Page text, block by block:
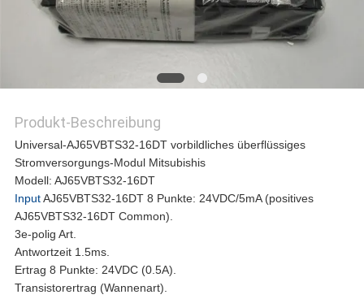
PRIVACY
POLICY
Produkt-Beschreibung
Universal-AJ65VBTS32-16DT vorbildliches überflüssiges
Stromversorgungs-Modul Mitsubishis
Modell: AJ65VBTS32-16DT
InputAJ65VBTS32-16DT 8 Punkte: 24VDC/5mA (positives
AJ65VBTS32-16DT Common).
3e-polig Art.
Antwortzeit 1.5ms.
Ertrag 8 Punkte: 24VDC (0.5A).
Transistorertrag (Wannenart).